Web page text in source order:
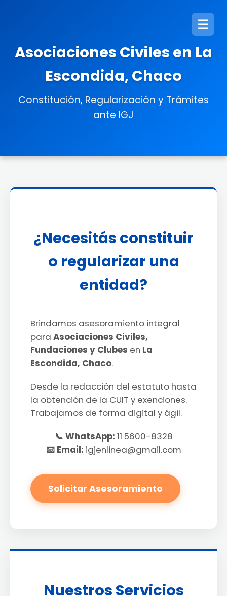
☰
Asociaciones Civiles en La
Escondida, Chaco
Constitución, Regularización y Trámites
ante IGJ
¿Necesitás constituir
o regularizar una
entidad?
Brindamos asesoramiento integral
para Asociaciones Civiles,
Fundaciones y Clubes en La
Escondida, Chaco.
Desde la redacción del estatuto hasta
la obtención de la CUIT y exenciones.
Trabajamos de forma digital y ágil.
📞 WhatsApp: 11 5600-8328
📧 Email: igjenlinea@gmail.com
Solicitar Asesoramiento
Nuestros Servicios